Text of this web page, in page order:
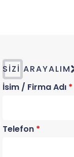
SIZI ARAYALIM
İsim / Firma Adı *
Telefon *